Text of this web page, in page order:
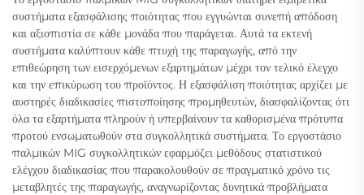
συστήματα εξασφάλισης ποιότητας που εγγυώνται συνεπή απόδοση
και αξιοπιστία σε κάθε μονάδα που παράγεται. Αυτά τα εκτενή
συστήματα καλύπτουν κάθε πτυχή της παραγωγής, από την
επιθεώρηση των εισερχόμενων εξαρτημάτων μέχρι τον τελικό έλεγχο
και την επικύρωση του προϊόντος. Η εξασφάλιση ποιότητας αρχίζει με
αυστηρές διαδικασίες πιστοποίησης προμηθευτών, διασφαλίζοντας ότι
όλα τα εξαρτήματα πληρούν ή υπερβαίνουν τα καθορισμένα πρότυπα
προτού ενσωματωθούν στα συγκολλητικά συστήματα. Το εργοστάσιο
παλμικών MIG συγκολλητικών εφαρμόζει μεθόδους στατιστικού
ελέγχου διαδικασίας που παρακολουθούν σε πραγματικό χρόνο τις
μεταβλητές της παραγωγής, αναγνωρίζοντας δυνητικά προβλήματα